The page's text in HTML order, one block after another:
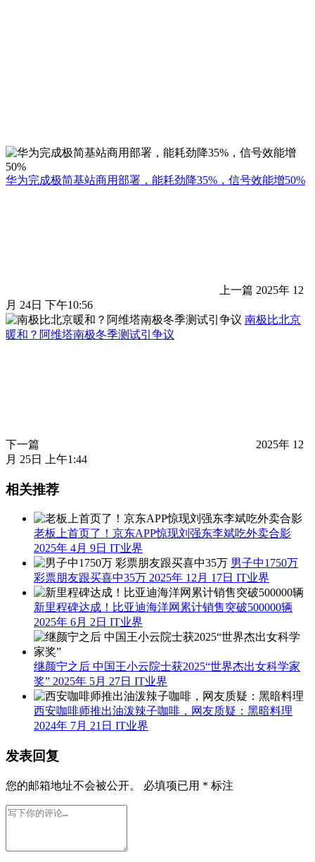
华为完成极简基站商用部署，能耗劲降35%，信号效能增50%
上一篇 2025年 12
月 24日 下午10:56
南极比北京
暖和？阿维塔南极冬季测试引争议
下一篇
2025年 12
月 25日 上午1:44
相关推荐
老板上首页了！京东APP惊现刘强东李斌吃外卖合影
2025年 4月 9日 IT业界
男子中1750万
彩票朋友跟买喜中35万 2025年 12月 17日 IT业界
新里程碑达成！比亚迪海洋网累计销售突破500000辆
2025年 6月 2日 IT业界
继颜宁之后 中国王小云院士获2025“世界杰出女科学家
奖” 2025年 5月 27日 IT业界
西安咖啡师推出油泼辣子咖啡，网友质疑：黑暗料理
2024年 7月 21日 IT业界
发表回复
您的邮箱地址不会被公开。 必填项已用 * 标注